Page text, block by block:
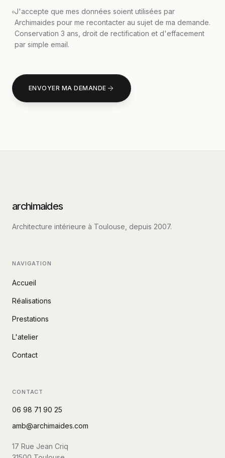
J'accepte que mes données soient utilisées par
Archimaides pour me recontacter au sujet de ma demande.
Conservation 3 ans, droit de rectification et d'effacement
par simple email.
ENVOYER MA DEMANDE
archimaides
Architecture intérieure à Toulouse, depuis 2007.
NAVIGATION
Accueil
Réalisations
Prestations
L'atelier
Contact
CONTACT
06 98 71 90 25
amb@archimaides.com
17 Rue Jean Criq